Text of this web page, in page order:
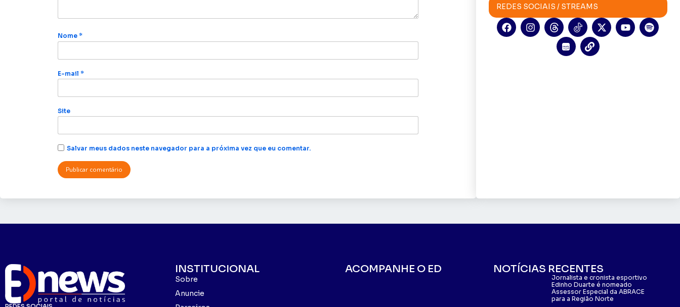
Nome*
E-mail*
Site
Salvar meus dados neste navegador para a próxima vez que eu comentar.
REDES SOCIAIS / STREAMS
INSTITUCIONAL
Sobre
Anuncie
ACOMPANHE O ED NOTÍCIAS RECENTES
Jornalista e cronista esportivo
Edinho Duarte é nomeado
Assessor Especial da ABRACE
para a Região Norte